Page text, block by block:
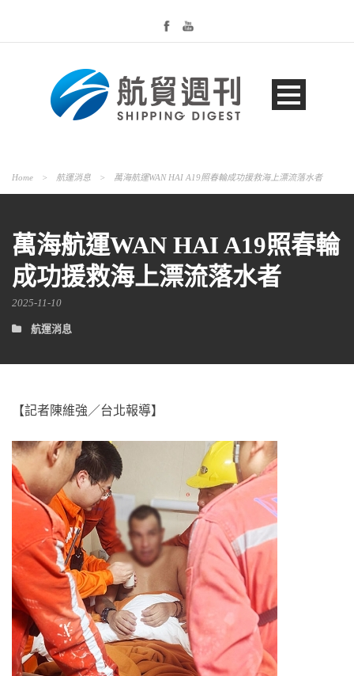
Home > 航運消息 > 萬海航運WAN HAI A19照春輪成功援救海上漂流落水者
萬海航運WAN HAI A19照春輪
成功援救海上漂流落水者
2025-11-10
航運消息
【記者陳維強／台北報導】